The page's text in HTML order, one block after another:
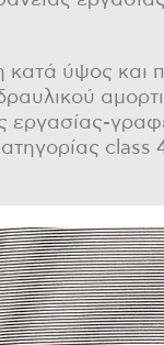
κατά ύψος και
εργασίας-
class